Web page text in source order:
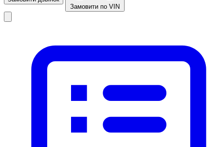
Замовити по VIN